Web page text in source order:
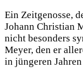
Ein Zeitgenosse,
Johann Christian
nicht besonders
Meyer, den er
in jüngeren